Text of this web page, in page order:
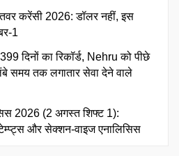
करेंसी 2026: डॉलर नहीं, इस
1
दिनों का रिकॉर्ड, Nehru को पीछे
समय तक लगातार सेवा देने वाले
2026 (2 अगस्त शिफ्ट 1):
और सेक्शन-वाइज एनालिसिस